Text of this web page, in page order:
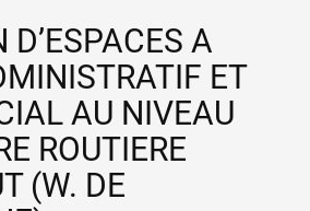
D’ESPACES A
ET
AU NIVEAU
ROUTIERE
(W. DE